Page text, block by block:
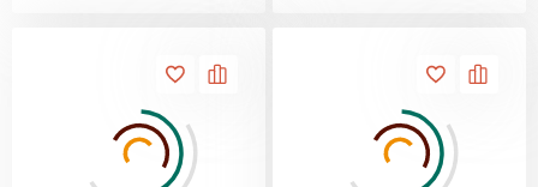
Утеплитель Baswool
ПЕРЕЙТИ